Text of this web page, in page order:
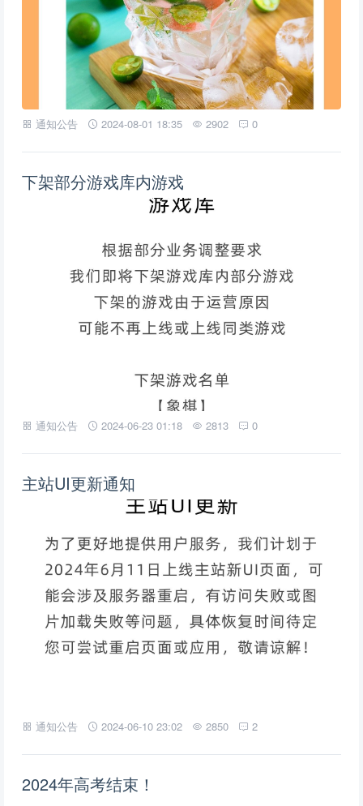
通知公告 2024-08-01 18:35 2902 0
下架部分游戏库内游戏
通知公告 2024-06-23 01:18 2813 0
主站UI更新通知
通知公告 2024-06-10 23:02 2850 2
2024年高考结束！